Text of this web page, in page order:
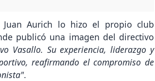
Juan Aurich lo hizo el propio club
publicó una imagen del directivo
Vasallo. Su experiencia, liderazgo y
reafirmando el compromiso de
.